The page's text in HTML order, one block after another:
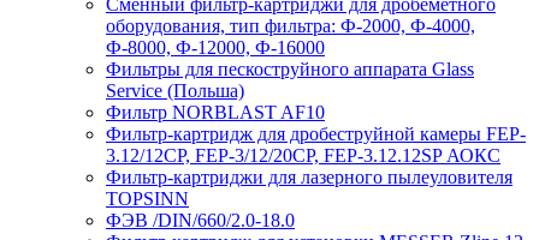
Сменный фильтр-картриджи для дробеметного
оборудования, тип фильтра: Ф-2000, Ф-4000,
Ф-8000, Ф-12000, Ф-16000
Фильтры для пескоструйного аппарата Glass
Service (Польша)
Фильтр NORBLAST AF10
Фильтр-картридж для дробеструйной камеры FEP-
3.12/12СР, FEP-3/12/20CP, FEP-3.12.12SP АОКС
Фильтр-картриджи для лазерного пылеуловителя
TOPSINN
ФЭВ /DIN/660/2.0-18.0